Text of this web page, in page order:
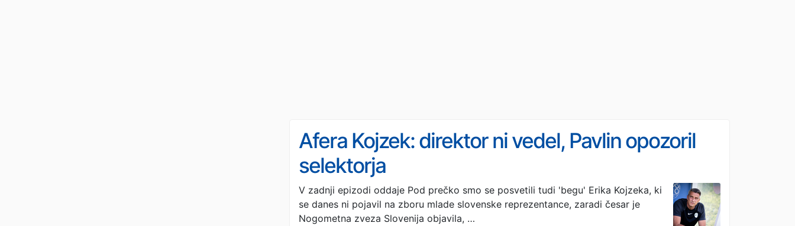
Afera Kojzek: direktor ni vedel, Pavlin opozoril
selektorja
V zadnji epizodi oddaje Pod prečko smo se posvetili tudi 'begu' Erika Kojzeka, ki
se danes ni pojavil na zboru mlade slovenske reprezentance, zaradi česar je
Nogometna zveza Slovenija objavila, …